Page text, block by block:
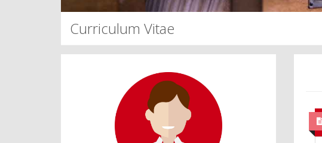
Curriculum Vitae